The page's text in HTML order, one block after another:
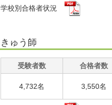
学校別合格者状況
きゅう師
受験者数 合格者数
4,732名 3,550名